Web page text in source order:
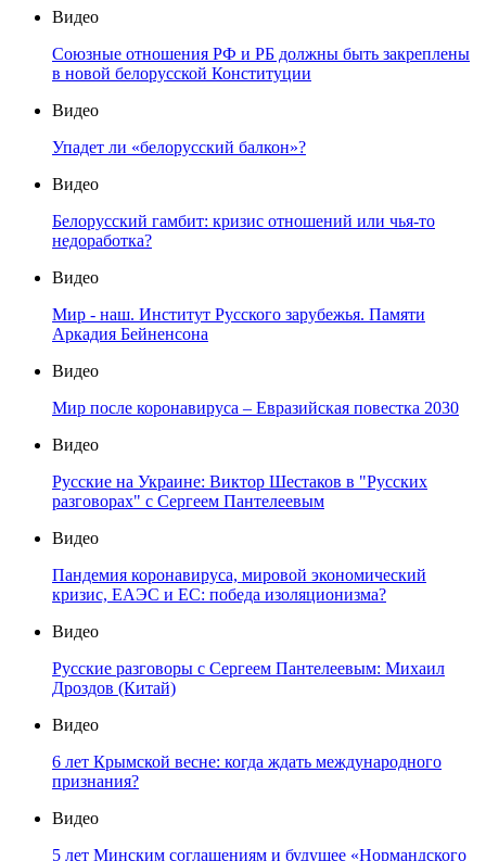
Видео
Союзные отношения РФ и РБ должны быть закреплены
в новой белорусской Конституции
Видео
Упадет ли «белорусский балкон»?
Видео
Белорусский гамбит: кризис отношений или чья-то
недоработка?
Видео
Мир - наш. Институт Русского зарубежья. Памяти
Аркадия Бейненсона
Видео
Мир после коронавируса – Евразийская повестка 2030
Видео
Русские на Украине: Виктор Шестаков в "Русских
разговорах" с Сергеем Пантелеевым
Видео
Пандемия коронавируса, мировой экономический
кризис, ЕАЭС и ЕС: победа изоляционизма?
Видео
Русские разговоры с Сергеем Пантелеевым: Михаил
Дроздов (Китай)
Видео
6 лет Крымской весне: когда ждать международного
признания?
Видео
5 лет Минским соглашениям и будущее «Нормандского